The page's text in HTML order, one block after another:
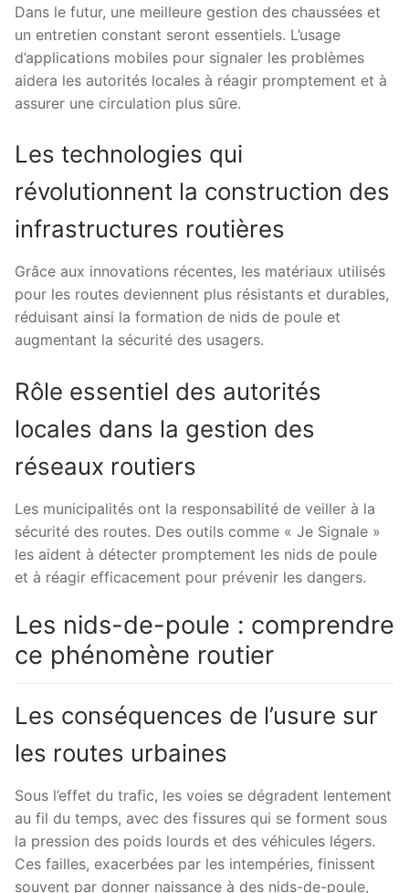
Dans le futur, une meilleure gestion des chaussées et
un entretien constant seront essentiels. L’usage
d’applications mobiles pour signaler les problèmes
aidera les autorités locales à réagir promptement et à
assurer une circulation plus sûre.
Les technologies qui
révolutionnent la construction des
infrastructures routières
Grâce aux innovations récentes, les matériaux utilisés
pour les routes deviennent plus résistants et durables,
réduisant ainsi la formation de nids de poule et
augmentant la sécurité des usagers.
Rôle essentiel des autorités
locales dans la gestion des
réseaux routiers
Les municipalités ont la responsabilité de veiller à la
sécurité des routes. Des outils comme « Je Signale »
les aident à détecter promptement les nids de poule
et à réagir efficacement pour prévenir les dangers.
Les nids-de-poule : comprendre
ce phénomène routier
Les conséquences de l’usure sur
les routes urbaines
Sous l’effet du trafic, les voies se dégradent lentement
au fil du temps, avec des fissures qui se forment sous
la pression des poids lourds et des véhicules légers.
Ces failles, exacerbées par les intempéries, finissent
souvent par donner naissance à des nids-de-poule,